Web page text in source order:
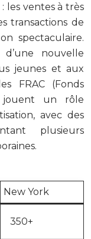
les ventes à très
transactions de
spectaculaire.
nouvelle
jeunes et aux
FRAC (Fonds
jouent un rôle
avec des
plusieurs
New York
350+